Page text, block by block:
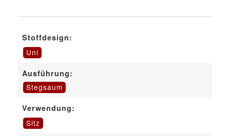
Stoffdesign:
Uni
Ausführung:
Stegsaum
Verwendung:
Sitz